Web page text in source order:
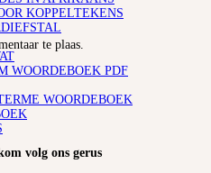
KOPPELTEKENS
WOORDEBOEK PDF
WOORDEBOEK
te plaas.
volg ons gerus